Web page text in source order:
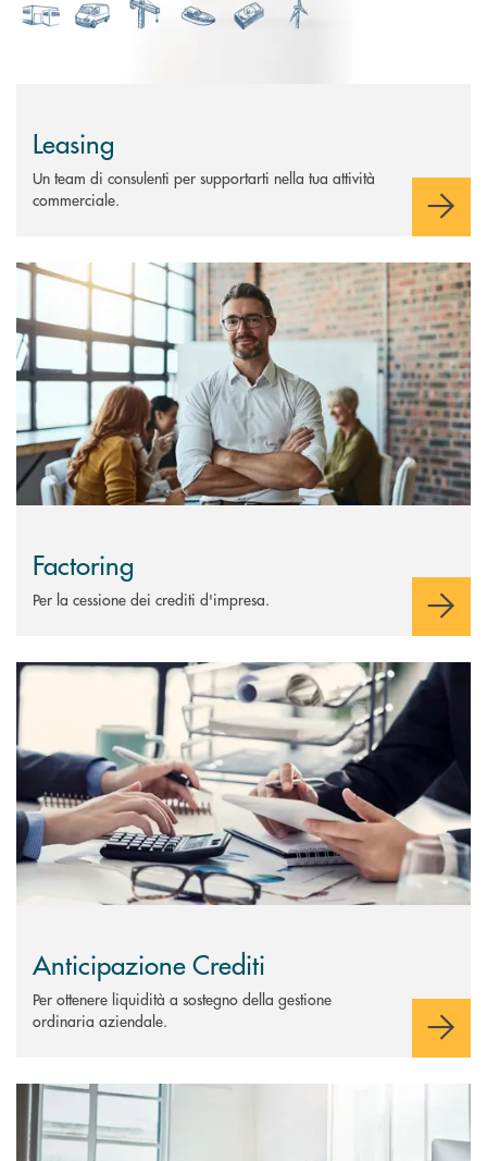
Leasing
Un team di consulenti per supportarti nella tua attività
commerciale.
Scopri di più Factoring
Factoring
Per la cessione dei crediti d'impresa.
Scopri di più Anticipazione Crediti
Anticipazione Crediti
Per ottenere liquidità a sostegno della gestione
ordinaria aziendale.
Scopri di più Apertura di credito